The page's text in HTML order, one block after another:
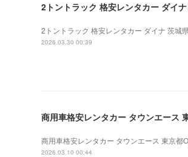
2トントラック 格安レンタカー ダイ
2トントラック 格安レンタカー ダイナ 茨城
2026.03.30 00:39
商用車格安レンタカー タウンエース
商用車格安レンタカー タウンエース 東京都
2026.03.10 00:44